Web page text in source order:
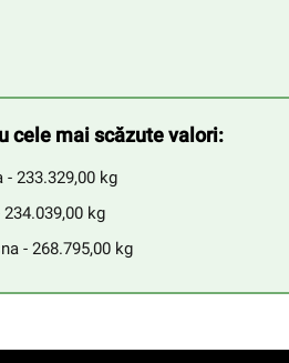
cele mai scăzute valori:
- 233.329,00 kg
kg
- 268.795,00 kg